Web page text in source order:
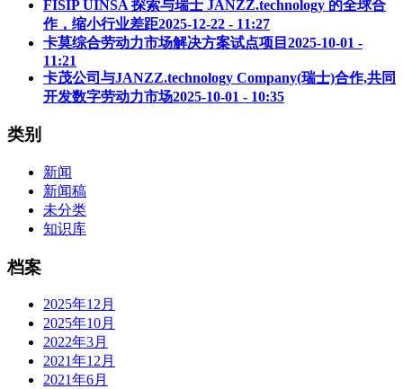
FISIP UINSA 探索与瑞士 JANZZ.technology 的全球合
作，缩小行业差距2025-12-22 - 11:27
卡莫综合劳动力市场解决方案试点项目 2025-10-01 -
11:21
卡茂公司与JANZZ.technology Company(瑞士)合作,共同
开发数字劳动力市场2025-10-01 - 10:35
类别
新闻
新闻稿
未分类
知识库
档案
2025年12月
2025年10月
2022年3月
2021年12月
2021年6月